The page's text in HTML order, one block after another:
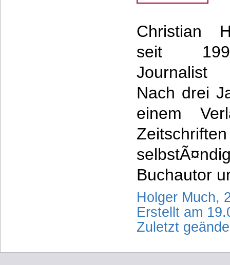
Christian
seit
Nach drei
einem
Buchautor
Holger Much,
Erstellt am
Zuletzt